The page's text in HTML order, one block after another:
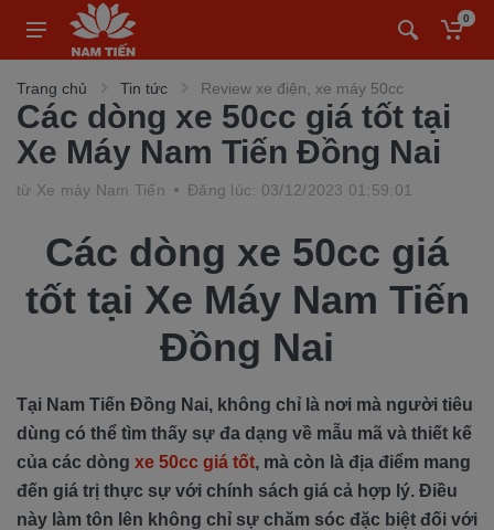
0
Trang chủ Tin tức Review xe điện, xe máy 50cc
Các dòng xe 50cc giá tốt tại
Xe Máy Nam Tiến Đồng Nai
từ Xe máy Nam Tiến Đăng lúc: 03/12/2023 01:59:01
Các dòng xe 50cc giá
tốt tại Xe Máy Nam Tiến
Đồng Nai
Tại Nam Tiến Đồng Nai, không chỉ là nơi mà người tiêu
dùng có thể tìm thấy sự đa dạng về mẫu mã và thiết kế
của các dòng xe 50cc giá tốt, mà còn là địa điểm mang
đến giá trị thực sự với chính sách giá cả hợp lý. Điều
này làm tôn lên không chỉ sự chăm sóc đặc biệt đối với